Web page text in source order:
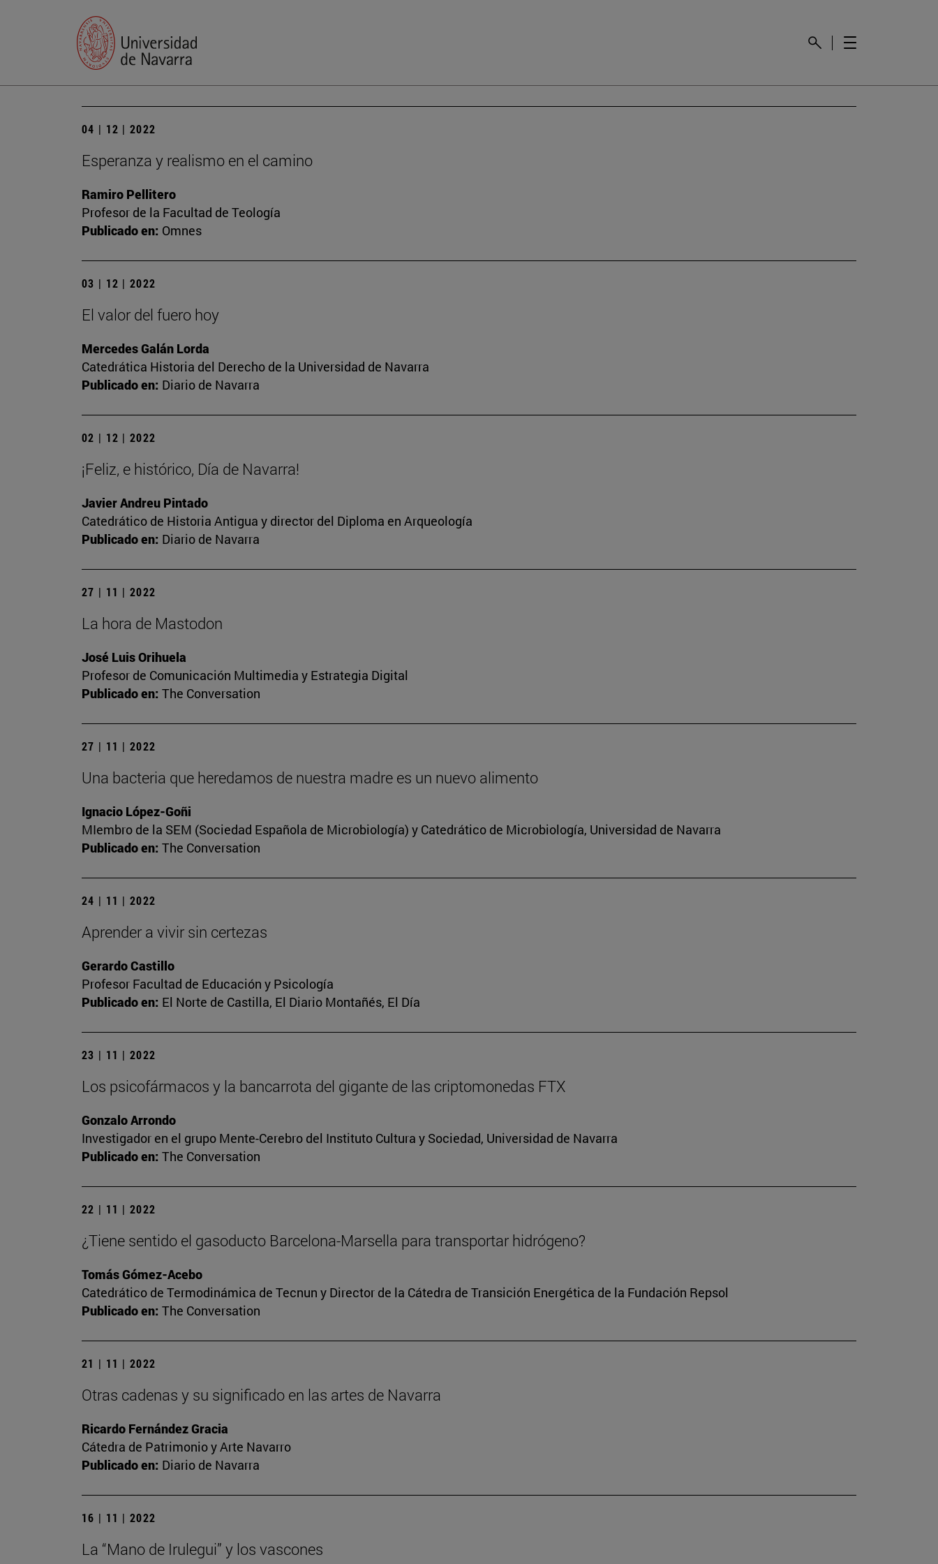
04 | 12 | 2022
Esperanza y realismo en el camino
Ramiro Pellitero
Profesor de la Facultad de Teología
Publicado en: Omnes
03 | 12 | 2022
El valor del fuero hoy
Mercedes Galán Lorda
Catedrática Historia del Derecho de la Universidad de Navarra
Publicado en: Diario de Navarra
02 | 12 | 2022
¡Feliz, e histórico, Día de Navarra!
Javier Andreu Pintado
Catedrático de Historia Antigua y director del Diploma en Arqueología
Publicado en: Diario de Navarra
27 | 11 | 2022
La hora de Mastodon
José Luis Orihuela
Profesor de Comunicación Multimedia y Estrategia Digital
Publicado en: The Conversation
27 | 11 | 2022
Una bacteria que heredamos de nuestra madre es un nuevo alimento
Ignacio López-Goñi
MIembro de la SEM (Sociedad Española de Microbiología) y Catedrático de Microbiología, Universidad de Navarra
Publicado en: The Conversation
24 | 11 | 2022
Aprender a vivir sin certezas
Gerardo Castillo
Profesor Facultad de Educación y Psicología
Publicado en: El Norte de Castilla, El Diario Montañés, El Día
23 | 11 | 2022
Los psicofármacos y la bancarrota del gigante de las criptomonedas FTX
Gonzalo Arrondo
Investigador en el grupo Mente-Cerebro del Instituto Cultura y Sociedad, Universidad de Navarra
Publicado en: The Conversation
22 | 11 | 2022
¿Tiene sentido el gasoducto Barcelona-Marsella para transportar hidrógeno?
Tomás Gómez-Acebo
Catedrático de Termodinámica de Tecnun y Director de la Cátedra de Transición Energética de la Fundación Repsol
Publicado en: The Conversation
21 | 11 | 2022
Otras cadenas y su significado en las artes de Navarra
Ricardo Fernández Gracia
Cátedra de Patrimonio y Arte Navarro
Publicado en: Diario de Navarra
16 | 11 | 2022
La “Mano de Irulegui” y los vascones